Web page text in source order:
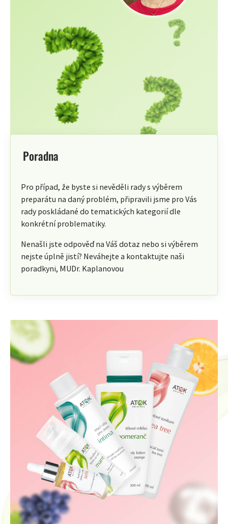
Poradna
Pro případ, že byste si nevěděli rady s výběrem
preparátu na daný problém, připravili jsme pro Vás
rady poskládané do tematických kategorií dle
konkrétní problematiky.
Nenašli jste odpověď na Váš dotaz nebo si výběrem
nejste úplně jistí? Neváhejte a kontaktujte naši
poradkyni, MUDr. Kaplanovou